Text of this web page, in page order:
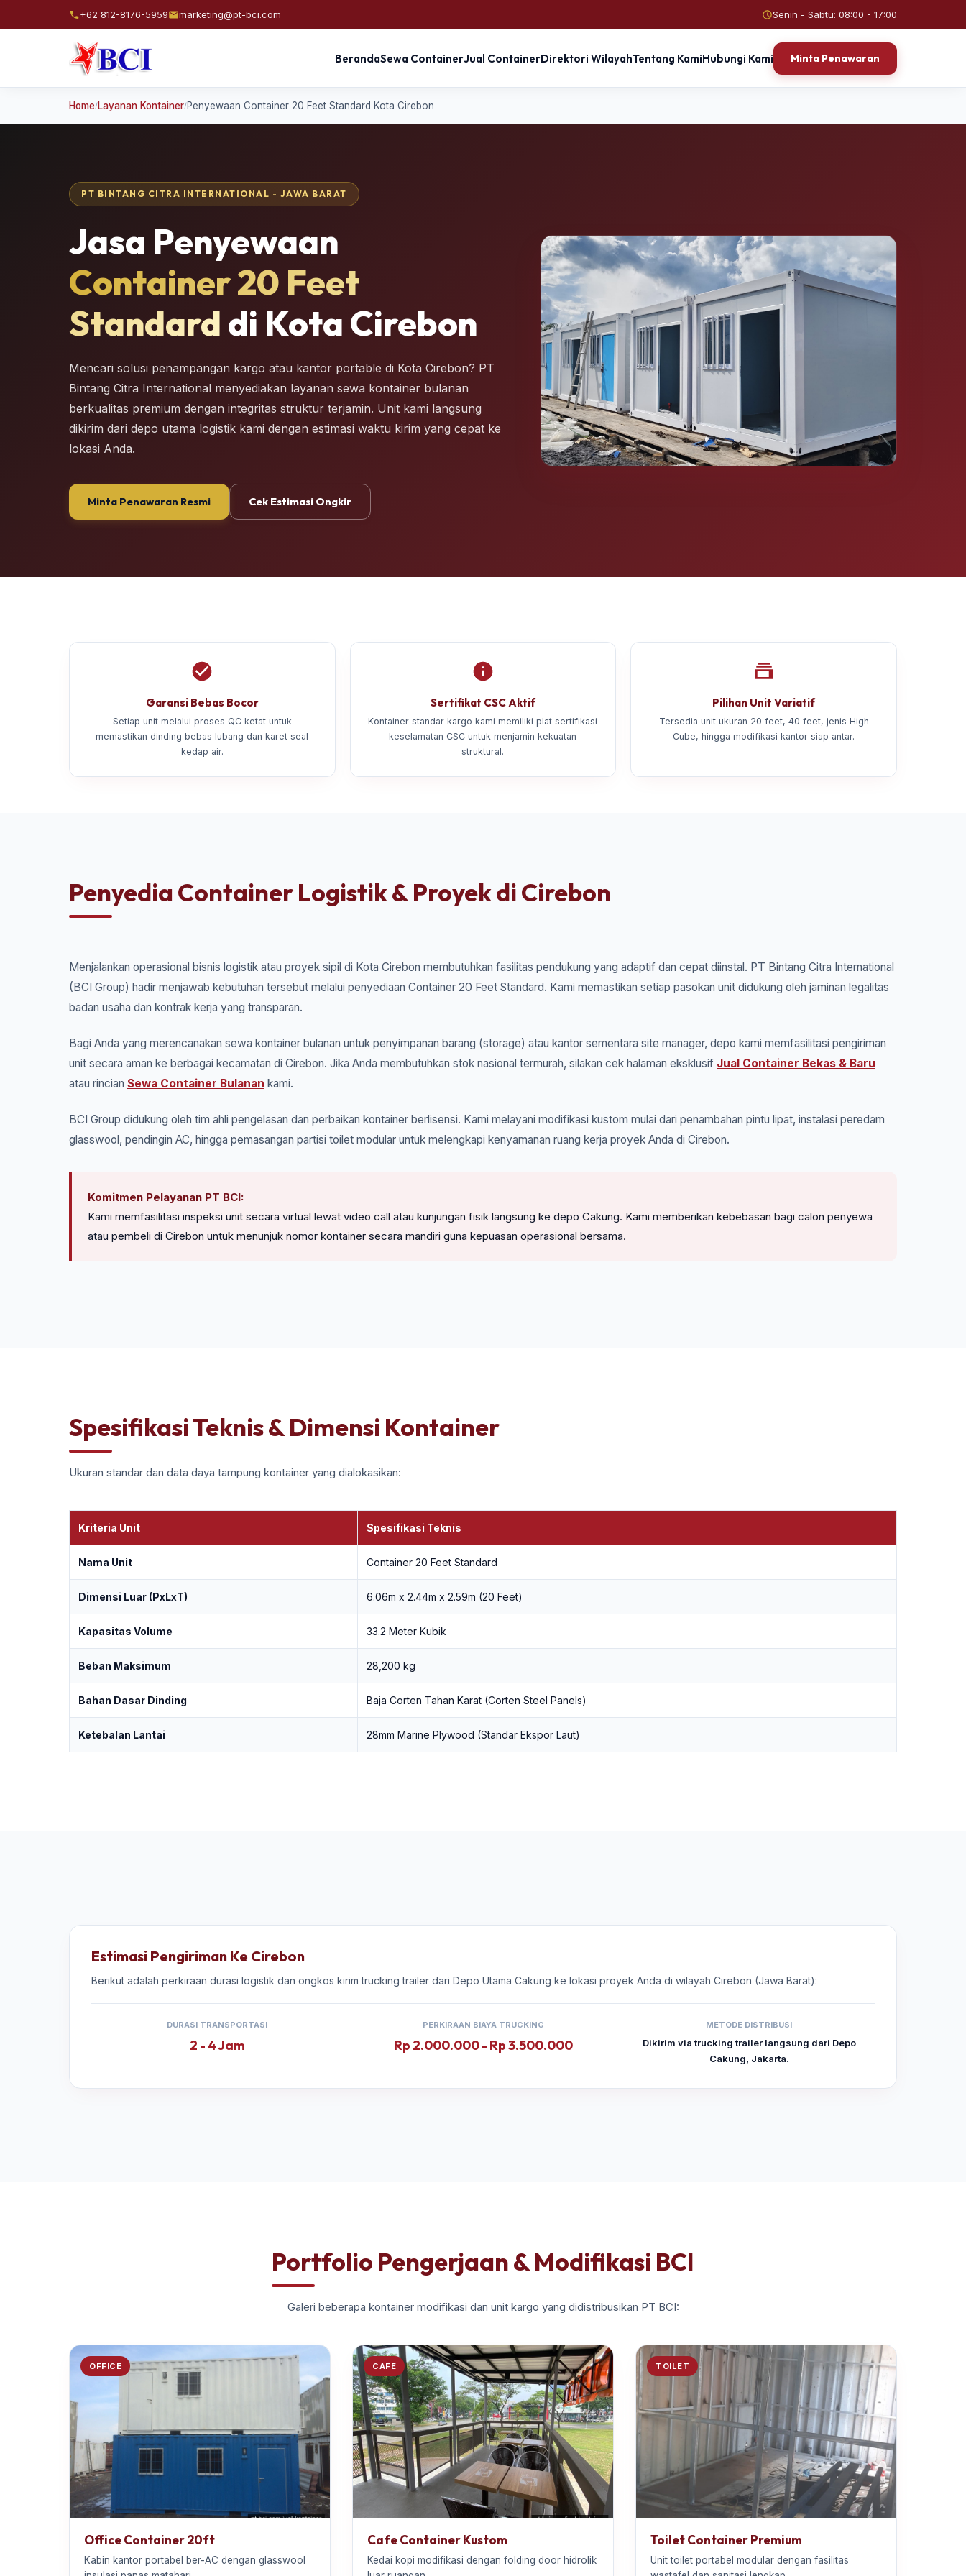
+62 812-8176-5959 marketing@pt-bci.com Senin - Sabtu: 08:00 - 17:00
BerandaSewa ContainerJual ContainerDirektori WilayahTentang KamiHubungi Kami Minta Penawaran
Home/Layanan Kontainer/Penyewaan Container 20 Feet Standard Kota Cirebon
PT BINTANG CITRA INTERNATIONAL - JAWA BARAT
Jasa Penyewaan
Container 20 Feet
Standard di Kota Cirebon
Mencari solusi penampangan kargo atau kantor portable di Kota Cirebon? PT
Bintang Citra International menyediakan layanan sewa kontainer bulanan
berkualitas premium dengan integritas struktur terjamin. Unit kami langsung
dikirim dari depo utama logistik kami dengan estimasi waktu kirim yang cepat ke
lokasi Anda.
Minta Penawaran Resmi Cek Estimasi Ongkir
Garansi Bebas Bocor
Setiap unit melalui proses QC ketat untuk
memastikan dinding bebas lubang dan karet seal
kedap air.
Sertifikat CSC Aktif
Kontainer standar kargo kami memiliki plat sertifikasi
keselamatan CSC untuk menjamin kekuatan
struktural.
Pilihan Unit Variatif
Tersedia unit ukuran 20 feet, 40 feet, jenis High
Cube, hingga modifikasi kantor siap antar.
Penyedia Container Logistik & Proyek di Cirebon
Menjalankan operasional bisnis logistik atau proyek sipil di Kota Cirebon membutuhkan fasilitas pendukung yang adaptif dan cepat diinstal. PT Bintang Citra International
(BCI Group) hadir menjawab kebutuhan tersebut melalui penyediaan Container 20 Feet Standard. Kami memastikan setiap pasokan unit didukung oleh jaminan legalitas
badan usaha dan kontrak kerja yang transparan.
Bagi Anda yang merencanakan sewa kontainer bulanan untuk penyimpanan barang (storage) atau kantor sementara site manager, depo kami memfasilitasi pengiriman
unit secara aman ke berbagai kecamatan di Cirebon. Jika Anda membutuhkan stok nasional termurah, silakan cek halaman eksklusif Jual Container Bekas & Baru
atau rincian Sewa Container Bulanan kami.
BCI Group didukung oleh tim ahli pengelasan dan perbaikan kontainer berlisensi. Kami melayani modifikasi kustom mulai dari penambahan pintu lipat, instalasi peredam
glasswool, pendingin AC, hingga pemasangan partisi toilet modular untuk melengkapi kenyamanan ruang kerja proyek Anda di Cirebon.
Komitmen Pelayanan PT BCI:
Kami memfasilitasi inspeksi unit secara virtual lewat video call atau kunjungan fisik langsung ke depo Cakung. Kami memberikan kebebasan bagi calon penyewa
atau pembeli di Cirebon untuk menunjuk nomor kontainer secara mandiri guna kepuasan operasional bersama.
Spesifikasi Teknis & Dimensi Kontainer
Ukuran standar dan data daya tampung kontainer yang dialokasikan:
Kriteria Unit Spesifikasi Teknis
Nama Unit Container 20 Feet Standard
Dimensi Luar (PxLxT) 6.06m x 2.44m x 2.59m (20 Feet)
Kapasitas Volume 33.2 Meter Kubik
Beban Maksimum 28,200 kg
Bahan Dasar Dinding Baja Corten Tahan Karat (Corten Steel Panels)
Ketebalan Lantai 28mm Marine Plywood (Standar Ekspor Laut)
Estimasi Pengiriman Ke Cirebon
Berikut adalah perkiraan durasi logistik dan ongkos kirim trucking trailer dari Depo Utama Cakung ke lokasi proyek Anda di wilayah Cirebon (Jawa Barat):
DURASI TRANSPORTASI
2 - 4 Jam
PERKIRAAN BIAYA TRUCKING
Rp 2.000.000 - Rp 3.500.000
METODE DISTRIBUSI
Dikirim via trucking trailer langsung dari Depo
Cakung, Jakarta.
Portfolio Pengerjaan & Modifikasi BCI
Galeri beberapa kontainer modifikasi dan unit kargo yang didistribusikan PT BCI:
OFFICE
Office Container 20ft
Kabin kantor portabel ber-AC dengan glasswool
CAFE
Cafe Container Kustom
Kedai kopi modifikasi dengan folding door hidrolik
TOILET
Toilet Container Premium
Unit toilet portabel modular dengan fasilitas